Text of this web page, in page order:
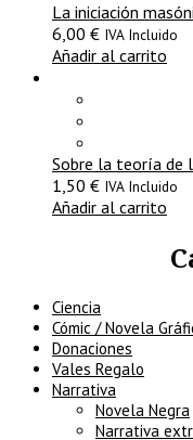
La iniciación
6,00 € IVA Incluido
Añadir al carrito
Sobre la teoría de
1,50 € IVA Incluido
Añadir al carrito
Ciencia
Cómic / Novela
Donaciones
Vales Regalo
Narrativa
Novela Negra
Narrativa